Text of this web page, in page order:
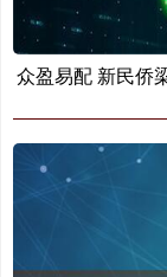
众盈易配 新民侨